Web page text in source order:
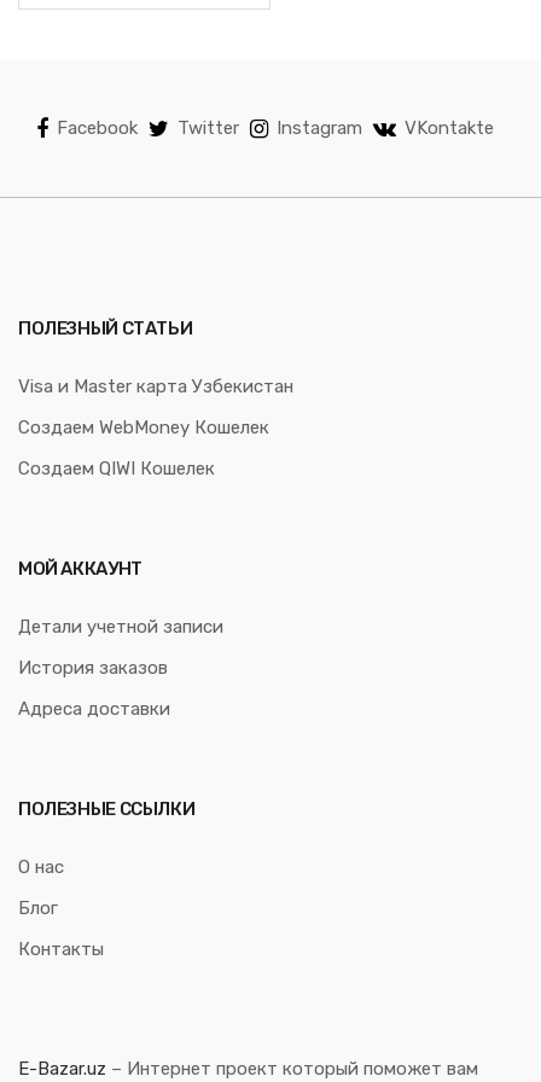
Facebook Twitter Instagram VKontakte
ПОЛЕЗНЫЙ СТАТЬИ
Visa и Master карта Узбекистан
Создаем WebMoney Кошелек
Создаем QIWI Кошелек
МОЙ АККАУНТ
Детали учетной записи
История заказов
Адреса доставки
ПОЛЕЗНЫЕ ССЫЛКИ
О нас
Блог
Контакты
E-Bazar.uz – Интернет проект который поможет вам